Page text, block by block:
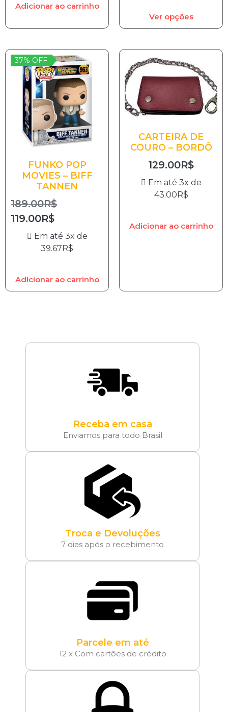
Adicionar ao carrinho
Ver opções
37% OFF
FUNKO POP
MOVIES – BIFF
TANNEN
189.00R$
119.00R$
Em até 3x de
39.67R$
Adicionar ao carrinho
CARTEIRA DE
COURO – BORDÔ
129.00R$
Em até 3x de
43.00R$
Adicionar ao carrinho
Receba em casa
Enviamos para todo Brasil
Troca e Devoluções
7 dias após o recebimento
Parcele em até
12 x Com cartões de crédito